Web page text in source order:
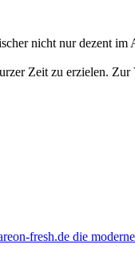
nicht nur dezent
Zeit zu erzielen.